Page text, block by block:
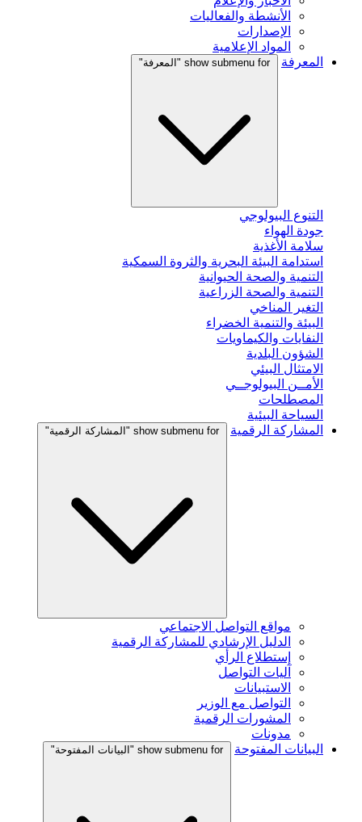
الأنشطة والفعاليات
الإصدارات
المواد الإعلامية
المعرفة
show submenu for "المعرفة"
التنوع البيولوجي
جودة الهواء
سلامة الأغذية
استدامة البيئة البحرية والثروة السمكية
التنمية والصحة الحيوانية
التنمية والصحة الزراعية
التغير المناخي
البيئة والتنمية الخضراء
النفايات والكيماويات
الشؤون البلدية
الامتثال البيئي
الأمــن البيولوجــي
المصطلحات
السياحة البيئية
المشاركة الرقمية
show submenu for "المشاركة الرقمية"
مواقع التواصل الاجتماعي
الدليل الإرشادي للمشاركة الرقمية
إستطلاع الرأي
آليات التواصل
الاستبيانات
التواصل مع الوزير
المشورات الرقمية
مدونات
البيانات المفتوحة
show submenu for "البيانات المفتوحة"